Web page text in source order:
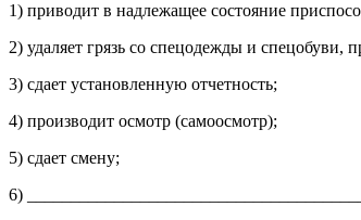
1) приводит в надлежащее состояние
2) удаляет грязь со спецодежды и
3) сдает установленную отчетность;
4) производит осмотр (самоосмотр);
5) сдает смену;
6)